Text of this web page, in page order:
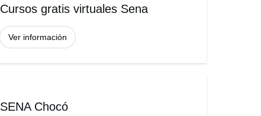
Cursos gratis virtuales Sena
Ver información
SENA Chocó